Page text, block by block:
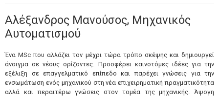
Αλέξανδρος Μανούσος, Μηχανικός
Αυτοματισμού
Ένα MSc που αλλάζει τον μέχρι τώρα τρόπο σκέψης και δημιουργεί
άνοιγμα σε νέους ορίζοντες. Προσφέρει καινοτόμες ιδέες για την
εξέλιξη σε επαγγελματικό επίπεδο και παρέχει γνώσεις για την
ενσωμάτωση ενός μηχανικού στη νέα επιχειρηματική πραγματικότητα
αλλά και περαιτέρω γνώσεις στον τομέα της μηχανικής. Άψογη